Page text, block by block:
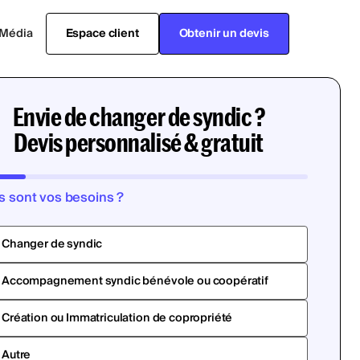
Espace client Obtenir un devis
Envie de changer de syndic ?
Devis personnalisé & gratuit
sont vos besoins ?
Changer de syndic
Accompagnement syndic bénévole ou coopératif
Création ou Immatriculation de copropriété
Autre